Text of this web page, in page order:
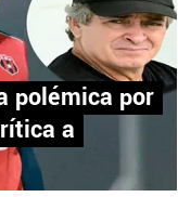
polémica por
a